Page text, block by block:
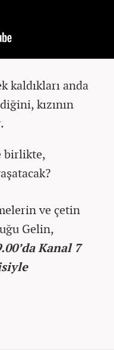
kaldıkları anda
kızının
birlikte,
ve çetin
Gelin,
Kanal 7